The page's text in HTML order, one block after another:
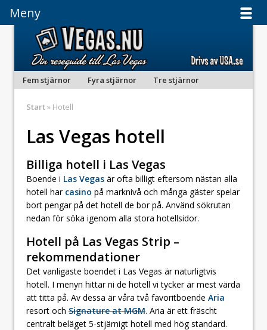
Fem stjärnor Fyra stjärnor Tre stjärnor
Meny
Start» Hotell
Las Vegas hotell
Billiga hotell i Las Vegas
Boende i Las Vegas är ofta billigt eftersom nästan alla
hotell har casino på marknivå och många gäster spelar
bort pengar på det hotell de bor på. Använd sökrutan
nedan för söka igenom alla stora hotellsidor.
Hotell på Las Vegas Strip –
rekommendationer
Det vanligaste boendet i Las Vegas är naturligtvis
hotell. I menyn hittar ni de hotell vi tycker är mest värda
att titta på. Av dessa är våra två favoritboende Aria
resort och Signature at MGM. Aria är ett fräscht
centralt beläget 5-stjärnigt hotell med hög standard.
Meny